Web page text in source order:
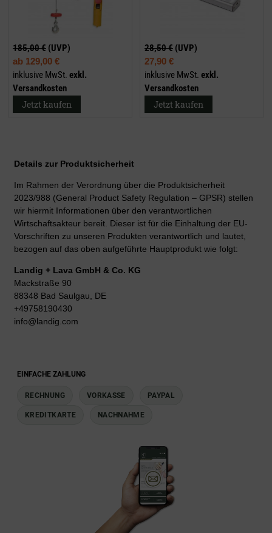
185,00 € (UVP)
ab 129,00 €
inklusive MwSt. exkl.
Versandkosten
Jetzt kaufen
28,50 € (UVP)
27,90 €
inklusive MwSt. exkl.
Versandkosten
Jetzt kaufen
Details zur Produktsicherheit
Im Rahmen der Verordnung über die Produktsicherheit
2023/988 (General Product Safety Regulation – GPSR) stellen
wir hiermit Informationen über den verantwortlichen
Wirtschaftsakteur bereit. Dieser ist für die Einhaltung der EU-
Vorschriften zu unseren Produkten verantwortlich und lautet,
bezogen auf das oben aufgeführte Hauptprodukt wie folgt:
Landig + Lava GmbH & Co. KG
Mackstraße 90
88348 Bad Saulgau, DE
+49758190430
info@landig.com
EINFACHE ZAHLUNG
RECHNUNG VORKASSE PAYPAL
KREDITKARTE NACHNAHME